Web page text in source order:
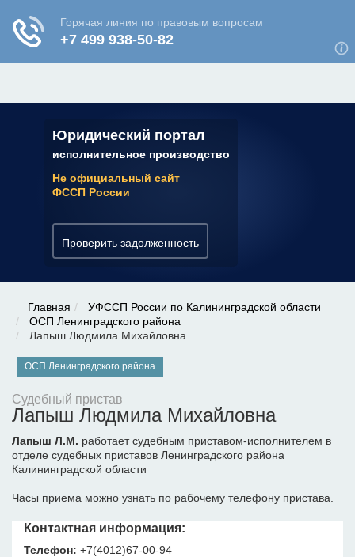
Юридический портал
исполнительное производство
Не официальный сайт
ФССП России
Проверить задолженность
✆ 7 (800) 350-22-64
Главная
УФССП России по Калининградской области
ОСП Ленинградского района
Лапыш Людмила Михайловна
ОСП Ленинградского района
Судебный пристав
Лапыш Людмила Михайловна
Лапыш Л.М. работает судебным приставом-исполнителем в
отделе судебных приставов Ленинградского района
Калининградской области
Часы приема можно узнать по рабочему телефону пристава.
Контактная информация:
Телефон: +7(4012)67-00-94